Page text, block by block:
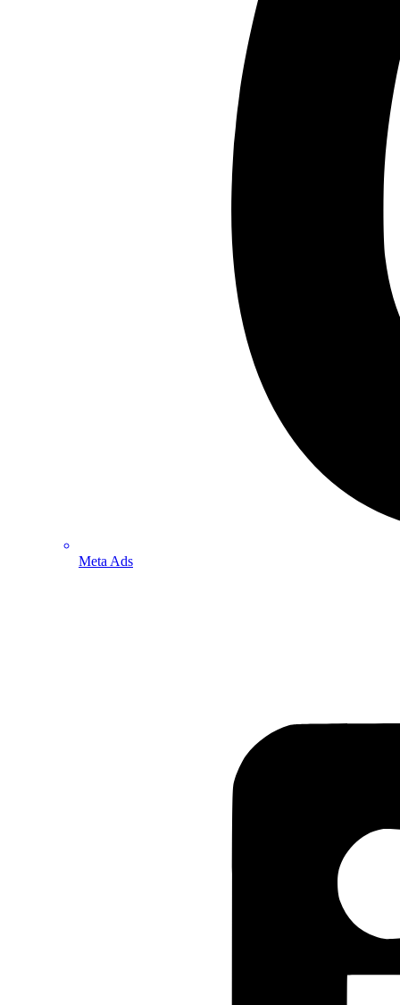
Meta Ads